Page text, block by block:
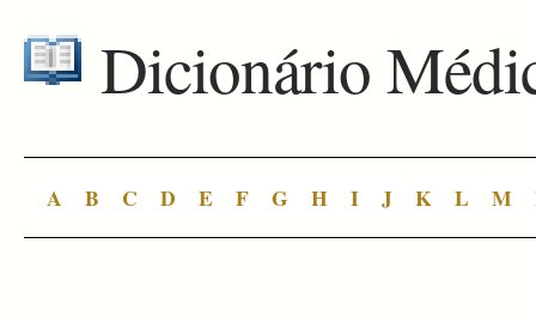
Dicionário
A B C D E F G H I J K L M